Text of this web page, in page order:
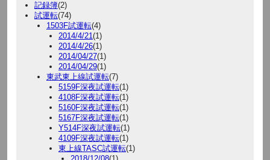
記録簿(2)
試運転(74)
1503F試運転(4)
2014/4/21(1)
2014/4/26(1)
2014/04/27(1)
2014/04/29(1)
東武東上線試運転(7)
5159F深夜試運転(1)
4108F深夜試運転(1)
5160F深夜試運転(1)
5167F深夜試運転(1)
Y514F深夜試運転(1)
4109F深夜試運転(1)
東上線TASC試運転(1)